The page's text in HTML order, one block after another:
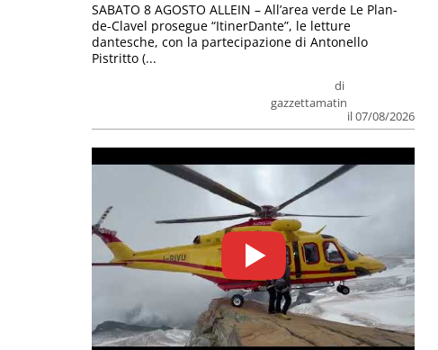
di
gazzettamatin
il 07/08/2026
SABATO 8 AGOSTO ALLEIN – All’area verde Le Plan-
de-Clavel prosegue “ItinerDante”, le letture
dantesche, con la partecipazione di Antonello
Pistritto (...